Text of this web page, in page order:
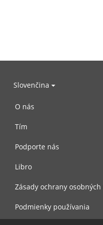
Slovenčina
O nás
Tím
Podporte nás
Libro
Zásady ochrany
Podmienky používania